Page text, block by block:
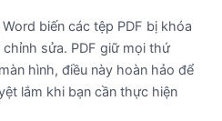
biến các tệp PDF bị khóa
sửa. PDF giữ mọi thứ
hình, điều này hoàn hảo để
lắm khi bạn cần thực hiện